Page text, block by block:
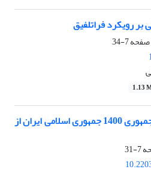
رویکرد فراتلفیق
7-34
1.13
سناریوهای انتخابات ریاست جمهوری 1400 جمهوری اسلامی ایران از
7-31